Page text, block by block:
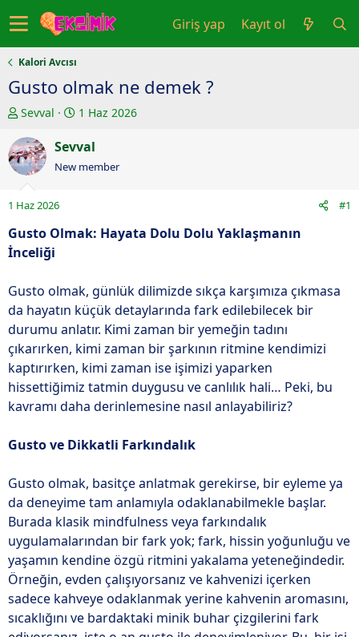
Giriş yap Kayıt ol
Kalori Avcısı
Gusto olmak ne demek ?
K
n
u
y
u
b
a
ş
t
a
n
Sevval
B
ş
l
ı
r
i
h
i
1 Haz 2026
Sevval
New member
1 Haz 2026 #1
Gusto Olmak: Hayata Dolu Dolu Yaklaşmanın
İnceliği
Gusto olmak, günlük dilimizde sıkça karşımıza çıkmasa
da hayatın küçük detaylarında fark edilebilecek bir
durumu anlatır. Kimi zaman bir yemeğin tadını
çıkarırken, kimi zaman bir şarkının ritmine kendimizi
kaptırırken, kimi zaman ise işimizi yaparken
hissettiğimiz tatmin duygusu ve canlılık hali… Peki, bu
kavramı daha derinlemesine nasıl anlayabiliriz?
Gusto ve Dikkatli Farkındalık
Gusto olmak, basitçe anlatmak gerekirse, bir eyleme ya
da deneyime tam anlamıyla odaklanabilmekle başlar.
Burada klasik mindfulness veya farkındalık
uygulamalarından bir fark yok; fark, hissin yoğunluğu ve
yaşamın kendine özgü ritmini yakalama yeteneğindedir.
Örneğin, evden çalışıyorsanız ve kahvenizi içerken
sadece kahveye odaklanmak yerine kahvenin aromasını,
sıcaklığını ve bardaktaki minik buhar çizgilerini fark